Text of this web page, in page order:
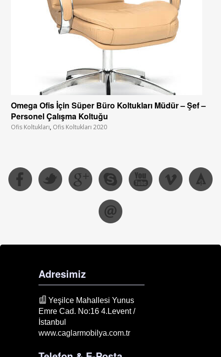
Omega Ofis İçin Süper Büro Koltukları Müdür – Şef –
Personel Çalışma Koltuğu
Ofis Koltukları, Ofis Koltukları 2020
Adresimiz
Yeşilce Mahallesi Yunus
Emre Cad. No:16 4.Levent /
İstanbul
www.caglarmobilya.com.tr